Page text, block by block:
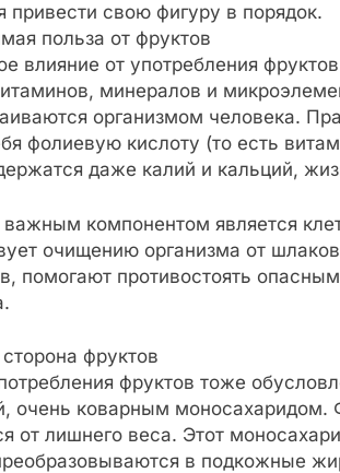
привести свою фигуру в порядок.
польза от фруктов
влияние от употребления
минералов и
организмом человека.
фолиевую кислоту (то есть
даже калий и кальций,
компонентом является
очищению организма от
помогают противостоять
фруктов
фруктов тоже
очень коварным моносахаридом.
от лишнего веса. Этот
в подкожные